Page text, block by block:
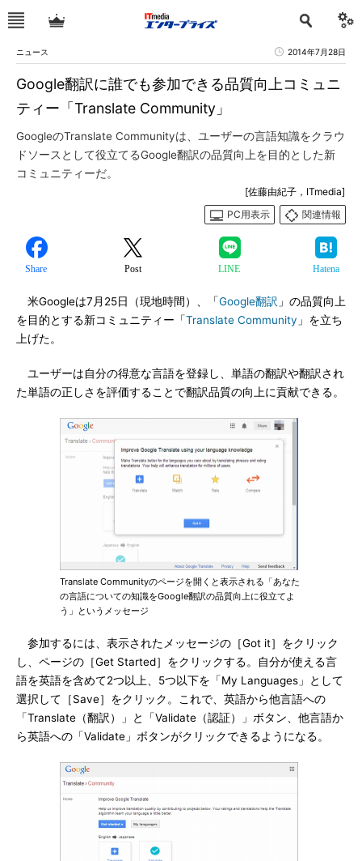
ニュース 2014年7月28日
Google翻訳に誰でも参加できる品質向上コミュニ
ティー「Translate Community」
GoogleのTranslate Communityは、ユーザーの言語知識をクラウ
ドソースとして役立てるGoogle翻訳の品質向上を目的とした新
コミュニティーだ。
[佐藤由紀子，ITmedia]
PC用表示
関連情報
Share Post LINE Hatena
米Googleは7月25日（現地時間）、「Google翻訳 」の品質向上
を目的とする新コミュニティー「Translate Community 」を立ち
上げた。
ユーザーは自分の得意な言語を登録し、単語の翻訳や翻訳され
た単語の正しさを評価することで翻訳品質の向上に貢献できる。
Translate Communityのページを開くと表示される「あなた
の言語についての知識をGoogle翻訳の品質向上に役立てよ
う」というメッセージ
参加するには、表示されたメッセージの［Got it］をクリック
し、ページの［Get Started］をクリックする。自分が使える言
語を英語を含めて2つ以上、5つ以下を「My Languages」として
選択して［Save］をクリック。これで、英語から他言語への
「Translate（翻訳）」と「Validate（認証）」ボタン、他言語か
ら英語への「Validate」ボタンがクリックできるようになる。